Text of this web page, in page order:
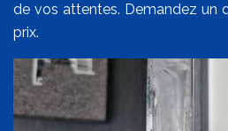
de vos attentes. Demandez un
prix.